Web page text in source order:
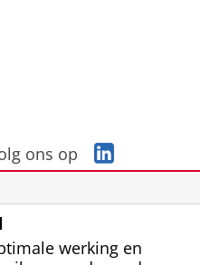
ons op
i
d
werking en